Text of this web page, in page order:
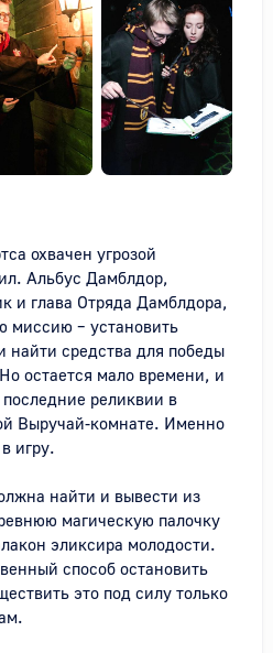
охвачен угрозой
Альбус Дамблдор,
и глава Отряда Дамблдора,
миссию – установить
найти средства для победы
остается мало времени, и
реликвии в
Выручай-комнате. Именно
игру.
найти и вывести из
магическую палочку
эликсира молодости.
способ остановить
это под силу только